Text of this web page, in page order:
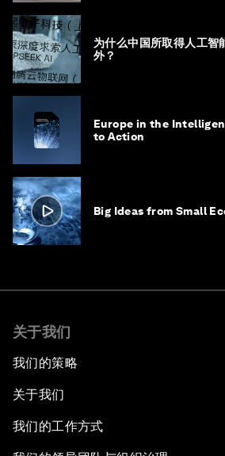
为什么中国所取得人工智
外？
Europe in the
to Action
Big Ideas from Small
关于我们
我们的策略
关于我们
我们的工作方式